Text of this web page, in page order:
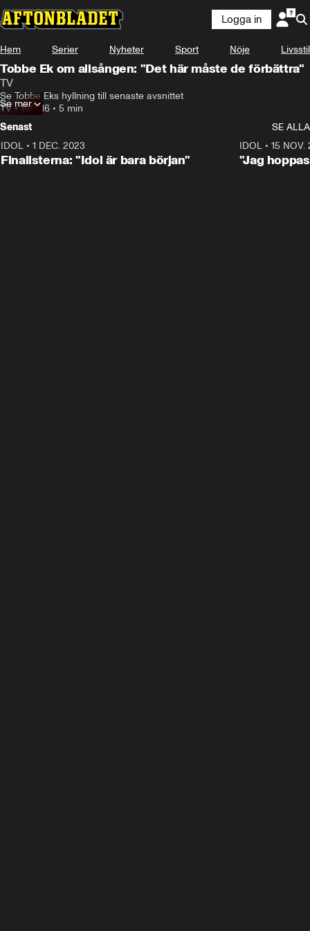
Logga in
Hem Serier Nyheter Sport Nöje Livsstil
Tobbe Ek om allsången: "Det här måste de förbättra"
TV
Se Tobbe Eks hyllning till senaste avsnittet
TV •19.07.16 • 5 min
Se mer
Senast
SE ALLA
IDOL • 1 DEC. 2023
Finalisterna: "Idol är bara början"
IDOL• 15 NOV.
"Jag